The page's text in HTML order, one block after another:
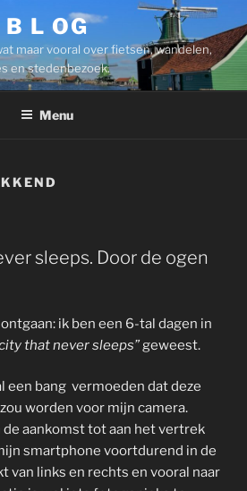
L OG
maar vooral over fietsen, wandelen,
en stedenbezoek.
Menu
sleeps. Door de ogen
ik ben een 6-tal dagen in
that never sleeps”geweest.
een bang vermoeden dat deze
worden voor mijn camera.
aankomst tot aan het vertrek
smartphone voortdurend in de
van links en rechts en vooral naar